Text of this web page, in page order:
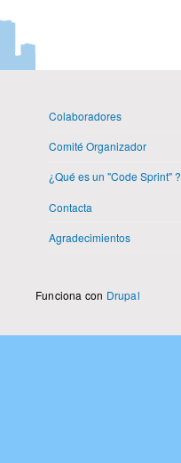
Colaboradores
Comité Organizador
¿Qué es un "Code Sprint" ?
Contacta
Agradecimientos
Funciona con Drupal